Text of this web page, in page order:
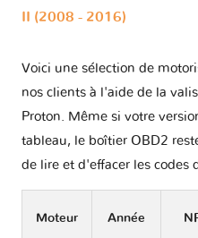
II (2008 - 2016)
Voici une sélection de
nos clients à l'aide de la
Proton. Même si votre
tableau, le boîtier OBD2
de lire et d'effacer les codes
Moteur Année